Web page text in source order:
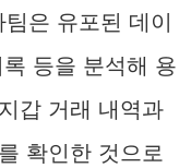
은 유포된 데이
등을 분석해 용
갑 거래 내역과
확인한 것으로